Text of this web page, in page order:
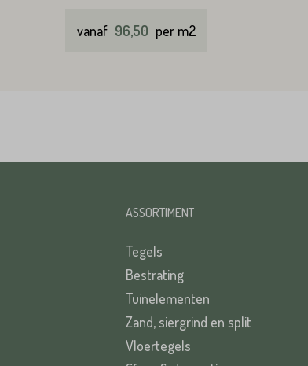
vanaf 96,50 per m2
ASSORTIMENT
Tegels
Bestrating
Tuinelementen
Zand, siergrind en split
Vloertegels